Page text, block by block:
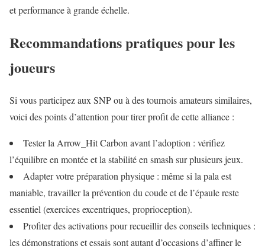
et performance à grande échelle.
Recommandations pratiques pour les
joueurs
Si vous participez aux SNP ou à des tournois amateurs similaires,
voici des points d’attention pour tirer profit de cette alliance :
Tester la Arrow_Hit Carbon avant l’adoption : vérifiez
l’équilibre en montée et la stabilité en smash sur plusieurs jeux.
Adapter votre préparation physique : même si la pala est
maniable, travailler la prévention du coude et de l’épaule reste
essentiel (exercices excentriques, proprioception).
Profiter des activations pour recueillir des conseils techniques :
les démonstrations et essais sont autant d’occasions d’affiner le